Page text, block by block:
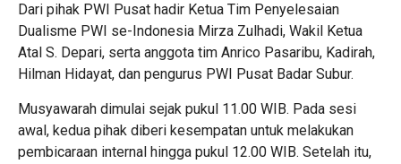
Dari pihak PWI Pusat hadir Ketua Tim Penyelesaian
Dualisme PWI se-Indonesia Mirza Zulhadi, Wakil Ketua
Atal S. Depari, serta anggota tim Anrico Pasaribu, Kadirah,
Hilman Hidayat, dan pengurus PWI Pusat Badar Subur.
Musyawarah dimulai sejak pukul 11.00 WIB. Pada sesi
awal, kedua pihak diberi kesempatan untuk melakukan
pembicaraan internal hingga pukul 12.00 WIB. Setelah itu,